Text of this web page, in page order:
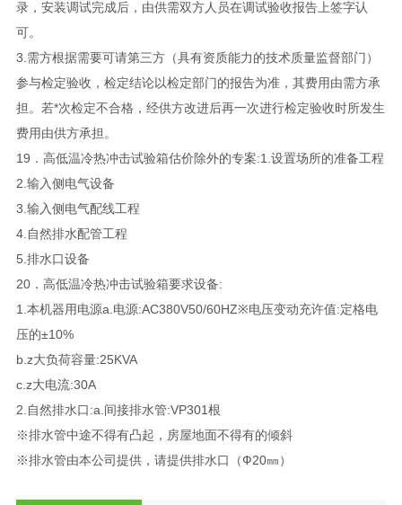
录，安装调试完成后，由供需双方人员在调试验收报告上签字认
可。
3.需方根据需要可请第三方（具有资质能力的技术质量监督部门）
参与检定验收，检定结论以检定部门的报告为准，其费用由需方承
担。若*次检定不合格，经供方改进后再一次进行检定验收时所发生
费用由供方承担。
19．高低温冷热冲击试验箱估价除外的专案:1.设置场所的准备工程
2.输入侧电气设备
3.输入侧电气配线工程
4.自然排水配管工程
5.排水口设备
20．高低温冷热冲击试验箱要求设备:
1.本机器用电源a.电源:AC380V50/60HZ※电压变动充许值:定格电
压的±10%
b.z大负荷容量:25KVA
c.z大电流:30A
2.自然排水口:a.间接排水管:VP301根
※排水管中途不得有凸起，房屋地面不得有的倾斜
※排水管由本公司提供，请提供排水口（Ф20㎜）